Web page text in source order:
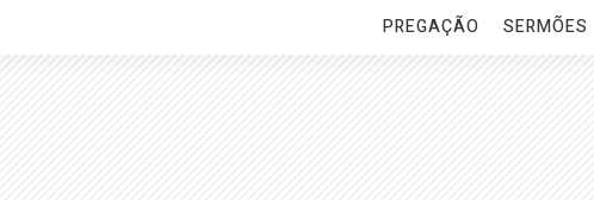
PREGAÇÃO SERMÕES